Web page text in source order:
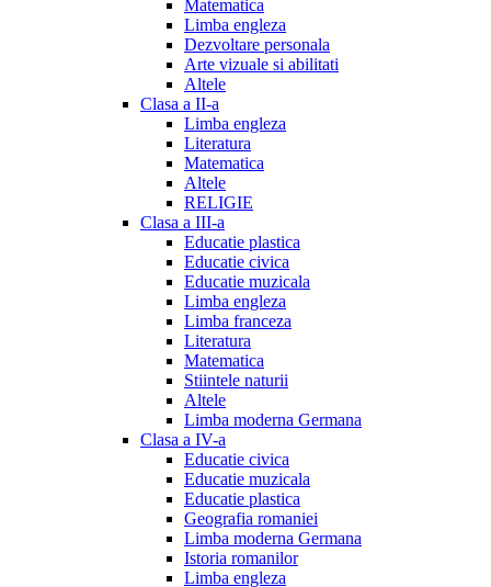
Matematica
Limba engleza
Dezvoltare personala
Arte vizuale si abilitati
Altele
Clasa a II-a
Limba engleza
Literatura
Matematica
Altele
RELIGIE
Clasa a III-a
Educatie plastica
Educatie civica
Educatie muzicala
Limba engleza
Limba franceza
Literatura
Matematica
Stiintele naturii
Altele
Limba moderna Germana
Clasa a IV-a
Educatie civica
Educatie muzicala
Educatie plastica
Geografia romaniei
Limba moderna Germana
Istoria romanilor
Limba engleza